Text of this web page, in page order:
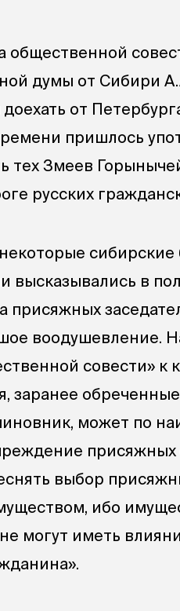
общественной
думы от Сибири
от
пришлось
тех Змеев
русских
высказывались в
присяжных
воодушевление.
совести» к
заранее
может по
выбор
ибо
могут иметь